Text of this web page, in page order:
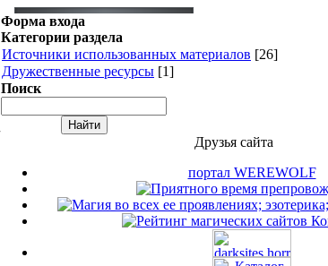
Форма входа
Категории раздела
Источники использованных материалов [26]
Дружественные ресурсы [1]
Поиск
Друзья сайта
портал WEREWOLF